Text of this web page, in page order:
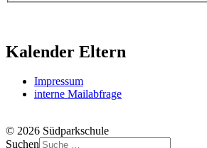
Kalender Eltern
Impressum
interne Mailabfrage
© 2026 Südparkschule
Suchen